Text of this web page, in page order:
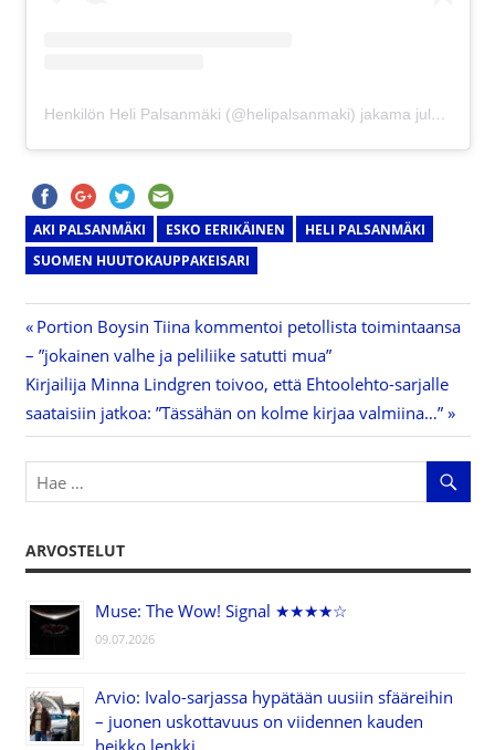
Henkilön Heli Palsanmäki (@helipalsanmaki) jakama julkaisu
AKI PALSANMÄKI ESKO EERIKÄINEN
HELI PALSANMÄKI
SUOMEN HUUTOKAUPPAKEISARI
Artikkelien
selaus
Previous
Post:
Portion Boysin Tiina kommentoi petollista toimintaansa
– ”jokainen valhe ja peliliike satutti mua”
Next
Post:
Kirjailija Minna Lindgren toivoo, että Ehtoolehto-sarjalle
saataisiin jatkoa: ”Tässähän on kolme kirjaa valmiina…”
ARVOSTELUT
Muse: The Wow! Signal ★★★★☆
09.07.2026
Arvio: Ivalo-sarjassa hypätään uusiin sfääreihin
– juonen uskottavuus on viidennen kauden
heikko lenkki